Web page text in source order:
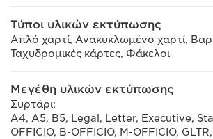
Τύποι υλικών εκτύπωσης
Απλό χαρτί, Ανακυκλωμένο χαρτί,
Ταχυδρομικές κάρτες, Φάκελοι
Μεγέθη υλικών εκτύπωσης
Συρτάρι:
A4, A5, B5, Legal, Letter, Executive,
OFFICIO, B-OFFICIO, M-OFFICIO,